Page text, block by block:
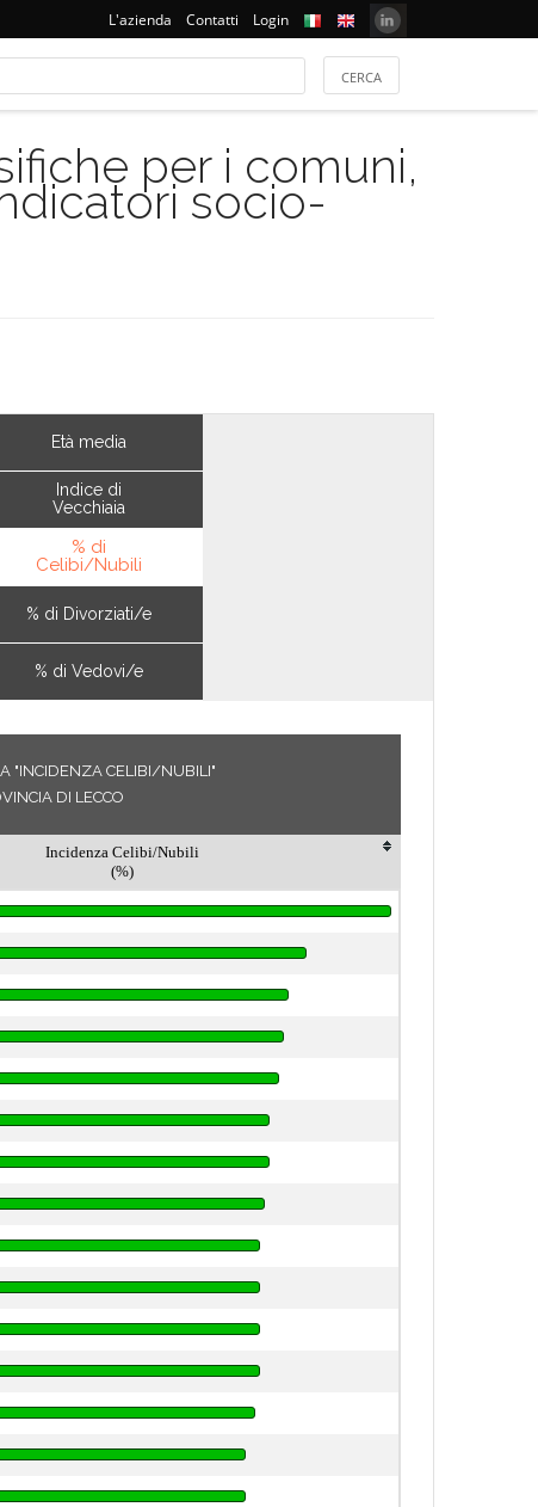
L'azienda Contatti Login
per i comuni,
socio-
Età media
Indice di
Vecchiaia
% di
Celibi/Nubili
% di Divorziati/e
% di Vedovi/e
"INCIDENZA CELIBI/NUBILI"
DI LECCO
Incidenza Celibi/Nubili
(%)